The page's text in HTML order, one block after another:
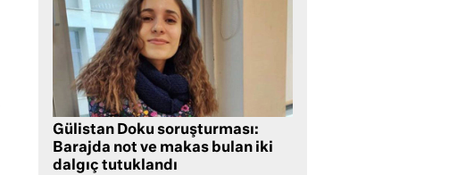
Gülistan Doku soruşturması:
Barajda not ve makas bulan iki
dalgıç tutuklandı